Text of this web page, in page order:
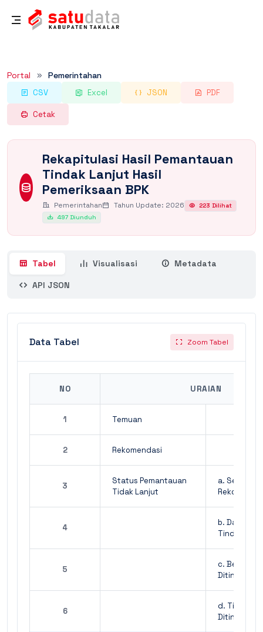
Portal Pemerintahan
CSV Excel JSON PDF
Cetak
Rekapitulasi Hasil Pemantauan
Tindak Lanjut Hasil
Pemeriksaan BPK
Pemerintahan Tahun Update: 2026
223 Dilihat
497 Diunduh
Tabel Visualisasi Metadata
API JSON
Data Tabel Zoom Tabel
NO URAIAN
1 Temuan
2 Rekomendasi
3
Status Pemantauan
Tidak Lanjut
a. Sesuai
4
b. Dalam
Tindak
5
c. Belum
6
d. Tidak